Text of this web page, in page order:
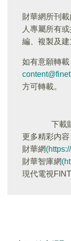
財華網所刊
人專屬所有
編、複製及建
如有意願轉
方可轉載。
下載
更多精彩内容
財華網
財華智庫網
現代電視